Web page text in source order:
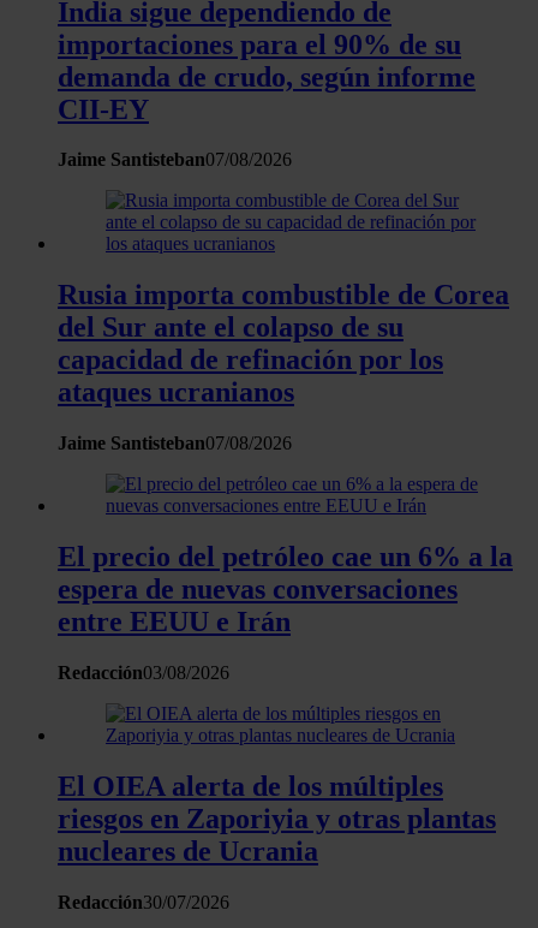
Las cookies de este sitio web se usan para personalizar
el contenido y los anuncios, ofrecer funciones de redes
sociales y analizar el tráfico. Además, compartimos
información sobre el uso que haga del sitio web con
nuestros partners de redes sociales, publicidad y análisis
que les haya proporcionado o que hayan recopilado a
partir del uso que haya hecho de sus servicios.
India sigue dependiendo de
importaciones para el 90% de su
demanda de crudo, según informe
CII-EY
Jaime Santisteban07/08/2026
Rusia importa combustible de Corea
del Sur ante el colapso de su
capacidad de refinación por los
ataques ucranianos
Jaime Santisteban07/08/2026
El precio del petróleo cae un 6% a la
espera de nuevas conversaciones
entre EEUU e Irán
Redacción03/08/2026
El OIEA alerta de los múltiples
riesgos en Zaporiyia y otras plantas
nucleares de Ucrania
Redacción30/07/2026